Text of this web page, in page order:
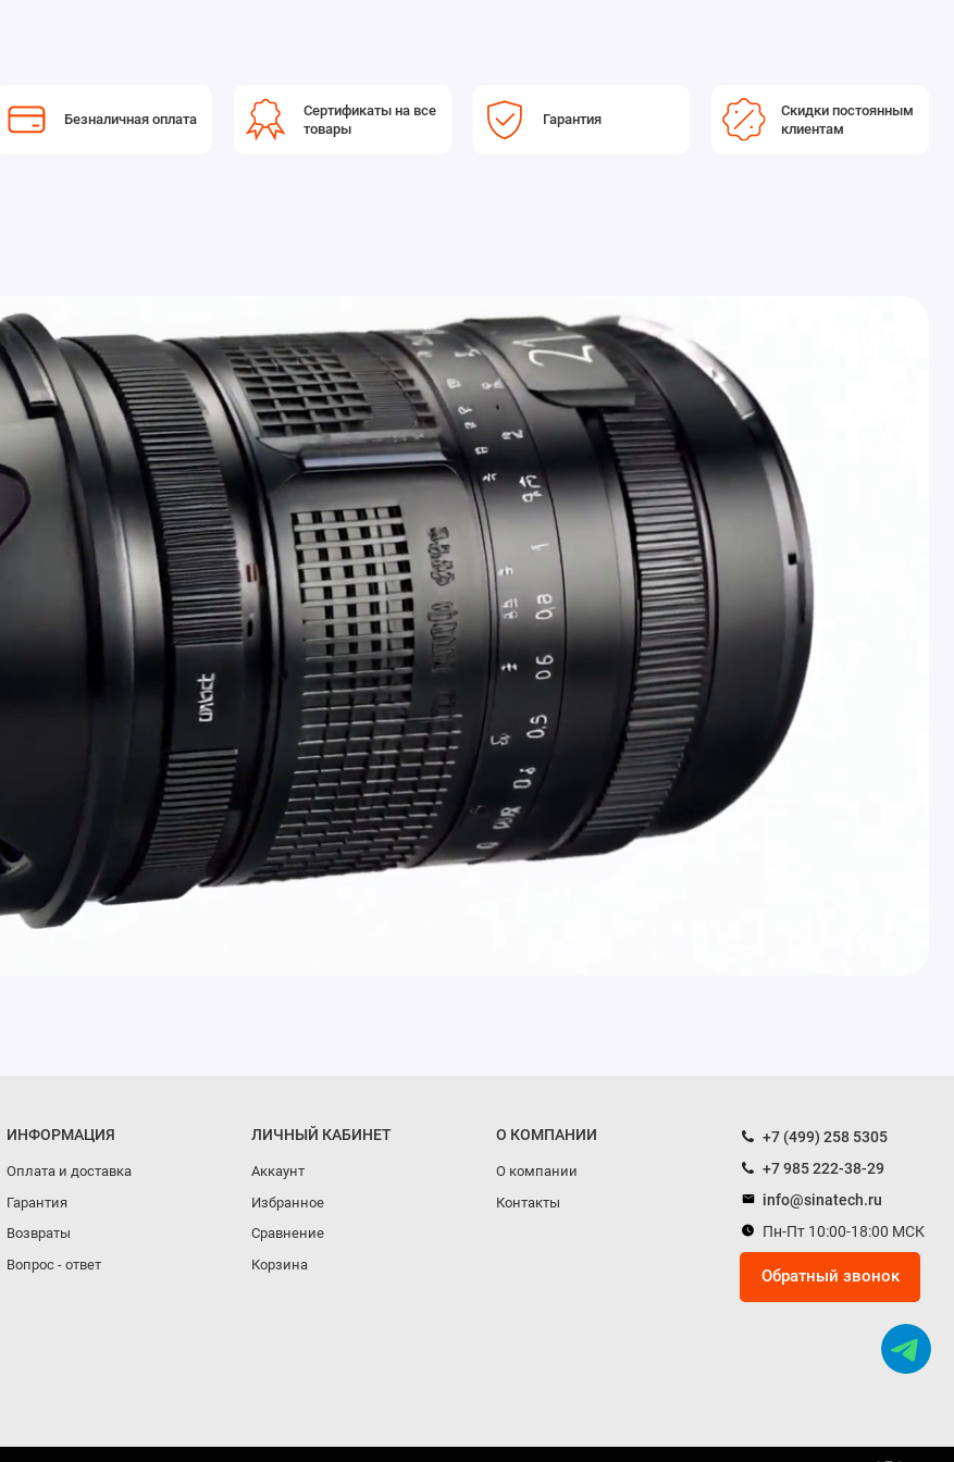
Безналичная оплата
Сертификаты на все
товары
Гарантия
Скидки постоянным
клиентам
ИНФОРМАЦИЯ
Оплата и доставка
Гарантия
Возвраты
Вопрос - ответ
ЛИЧНЫЙ КАБИНЕТ
Аккаунт
Избранное
Сравнение
Корзина
О КОМПАНИИ
О компании
Контакты
+7 (499) 258 5305
+7 985 222-38-29
info@sinatech.ru
Пн-Пт 10:00-18:00 МСК
Обратный звонок